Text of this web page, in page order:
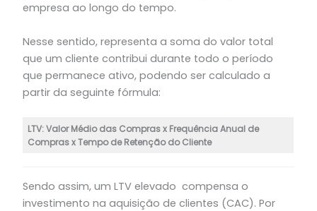
empresa ao longo do tempo.
Nesse sentido, representa a soma do valor total
que um cliente contribui durante todo o período
que permanece ativo, podendo ser calculado a
partir da seguinte fórmula:
LTV: Valor Médio das Compras x Frequência Anual de
Compras x Tempo de Retenção do Cliente
Sendo assim, um LTV elevado compensa o
investimento na aquisição de clientes (CAC). Por